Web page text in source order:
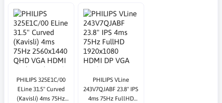
PHILIPS 325E1C/00
ELine 31.5" Curved
(Kavisli) 4ms 75Hz
PHILIPS VLine
243V7QJABF 23.8" IPS
4ms 75Hz FullHD